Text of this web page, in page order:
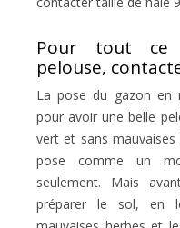
Pour tout ce
pelouse,
La pose du gazon en
pour avoir une belle
vert et sans
pose comme un
seulement. Mais
préparer le sol, en